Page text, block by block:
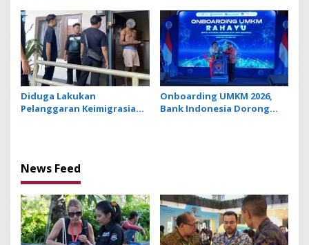
Dumping yang Disetop
Campbell Laporkan JM ke
Polda Bali
Diduga Lakukan
Pelanggaran Keimigrasian,
Onboarding UMKM 2026,
Bank Indonesia Dorong
News Feed